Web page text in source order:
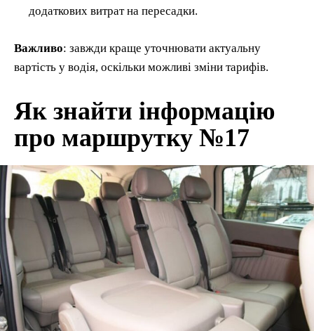
додаткових витрат на пересадки.
Важливо: завжди краще уточнювати актуальну
вартість у водія, оскільки можливі зміни тарифів.
Як знайти інформацію
про маршрутку №17